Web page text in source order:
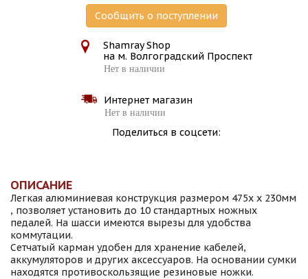
Сообщить о поступлении
Shamray Shop
на м. Волгоградский Проспект
Нет в наличии
Интернет магазин
Нет в наличии
Поделиться в соцсети:
ОПИСАНИЕ
Легкая алюминиевая конструкция размером 475х х 230мм
, позволяет установить до 10 стандартных ножных
педалей. На шасси имеются вырезы для удобства
коммутации.
Сетчатый карман удобен для хранение кабелей,
аккумуляторов и других аксессуаров. На основании сумки
находятся противоскользящие резиновые ножки.